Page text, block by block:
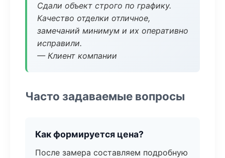
Сдали объект строго по графику.
Качество отделки отличное,
замечаний минимум и их оперативно
исправили.
— Клиент компании
Часто задаваемые вопросы
Как формируется цена?
После замера составляем подробную